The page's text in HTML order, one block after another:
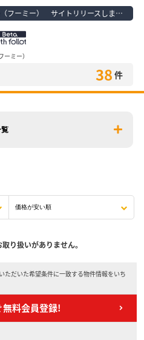
ーミー） サイトリリースしました！
ミー）
38 件
り扱いがありません。
ただいた希望条件に一致する物件情報をいち
無料会員登録!